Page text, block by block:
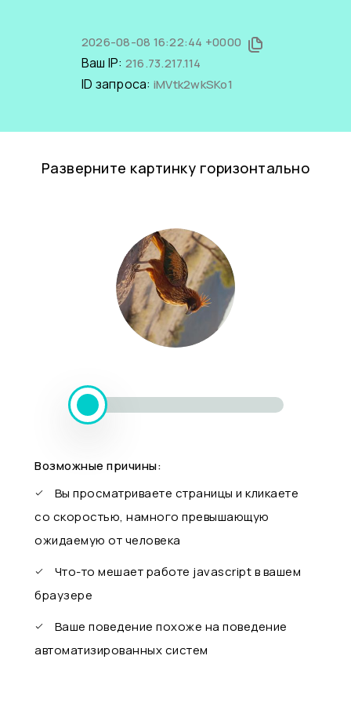
2026-08-08 16:22:44 +0000
Ваш IP: 216.73.217.114
ID запроса: iMVtk2wkSKo1
Разверните картинку горизонтально
Возможные причины:
Вы просматриваете страницы и кликаете
со скоростью, намного превышающую
ожидаемую от человека
Что-то мешает работе javascript в вашем
браузере
Ваше поведение похоже на поведение
автоматизированных систем